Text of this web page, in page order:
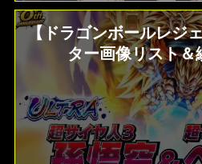
【ドラゴンボールレジェンズ】全キャラク
ター画像リスト＆